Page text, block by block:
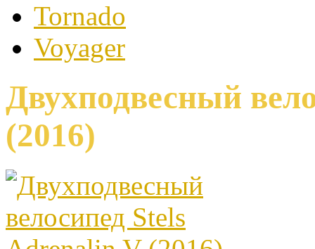
Tornado
Voyager
Двухподвесный
(2016)